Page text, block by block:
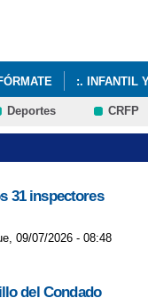
:. INFANTIL
DE LA MOVILIDAD
Deportes CRFP
31 inspectores
09/07/2026 - 08:48
del Condado